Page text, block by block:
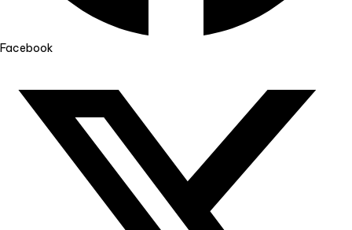
Facebook